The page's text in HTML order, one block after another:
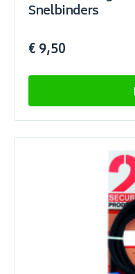
Snelbinders
€ 9,50